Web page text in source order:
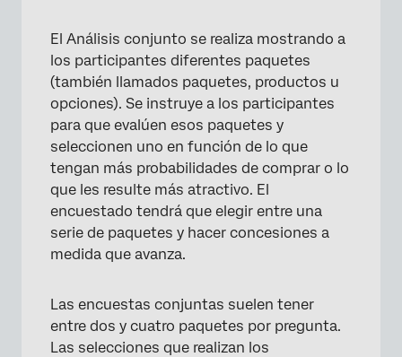
El Análisis conjunto se realiza mostrando a
los participantes diferentes paquetes
(también llamados paquetes, productos u
opciones). Se instruye a los participantes
para que evalúen esos paquetes y
seleccionen uno en función de lo que
tengan más probabilidades de comprar o lo
que les resulte más atractivo. El
encuestado tendrá que elegir entre una
serie de paquetes y hacer concesiones a
medida que avanza.
Las encuestas conjuntas suelen tener
entre dos y cuatro paquetes por pregunta.
Las selecciones que realizan los